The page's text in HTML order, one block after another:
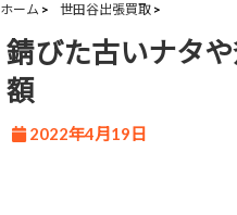
ホーム 世田谷出張買取
錆びた古いナタ
額
2022年4月19日